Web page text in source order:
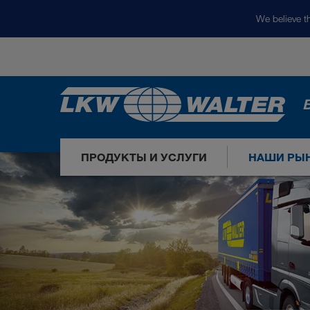
We believe
ПРОДУКТЫ И УСЛУГИ НАШИ